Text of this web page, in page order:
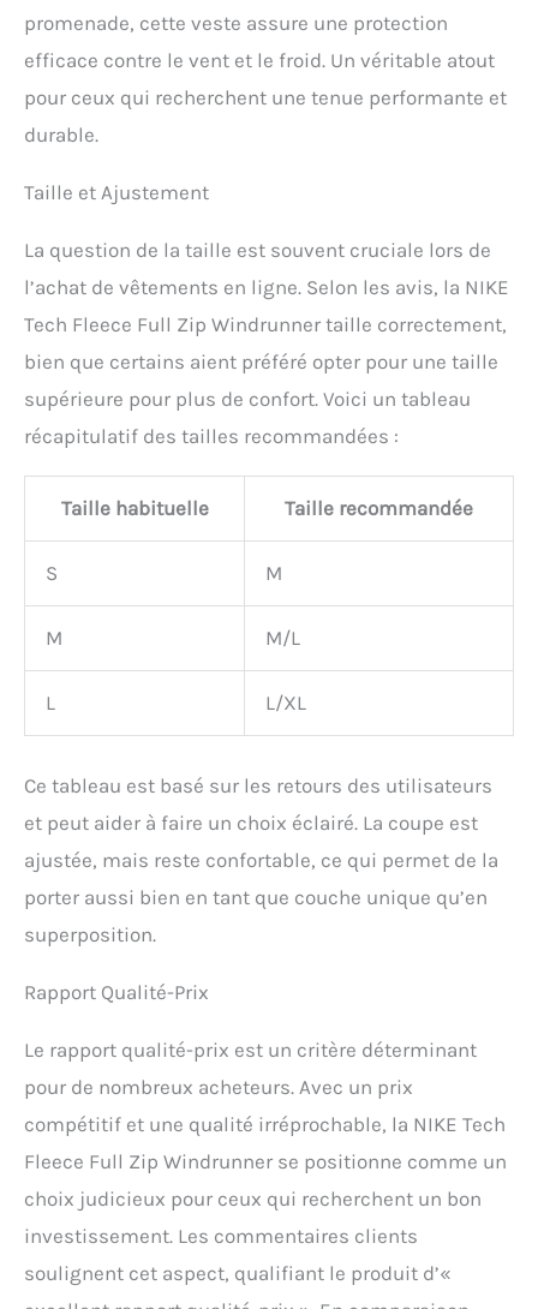
promenade, cette veste assure une protection
efficace contre le vent et le froid. Un véritable atout
pour ceux qui recherchent une tenue performante et
durable.
Taille et Ajustement
La question de la taille est souvent cruciale lors de
l’achat de vêtements en ligne. Selon les avis, la NIKE
Tech Fleece Full Zip Windrunner taille correctement,
bien que certains aient préféré opter pour une taille
supérieure pour plus de confort. Voici un tableau
récapitulatif des tailles recommandées :
Taille habituelle Taille recommandée
S M
M M/L
L L/XL
Ce tableau est basé sur les retours des utilisateurs
et peut aider à faire un choix éclairé. La coupe est
ajustée, mais reste confortable, ce qui permet de la
porter aussi bien en tant que couche unique qu’en
superposition.
Rapport Qualité-Prix
Le rapport qualité-prix est un critère déterminant
pour de nombreux acheteurs. Avec un prix
compétitif et une qualité irréprochable, la NIKE Tech
Fleece Full Zip Windrunner se positionne comme un
choix judicieux pour ceux qui recherchent un bon
investissement. Les commentaires clients
soulignent cet aspect, qualifiant le produit d’«